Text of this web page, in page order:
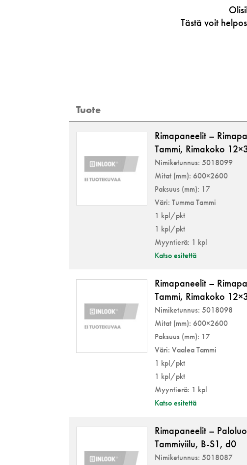
Tästä voit
Tuote
Rimapaneelit –
Tammi, Rimakoko
Nimiketunnus: 5018099
Mitat (mm): 600×2600
Paksuus (mm): 17
Väri: Tumma Tammi
1 kpl/pkt
1 kpl/pkt
Myyntierä: 1 kpl
Katso esitettä
Rimapaneelit –
Tammi, Rimakoko
Nimiketunnus: 5018098
Mitat (mm): 600×2600
Paksuus (mm): 17
Väri: Vaalea Tammi
1 kpl/pkt
1 kpl/pkt
Myyntierä: 1 kpl
Katso esitettä
Rimapaneelit –
Tammiviilu, B-S1, d0
Nimiketunnus: 5018087